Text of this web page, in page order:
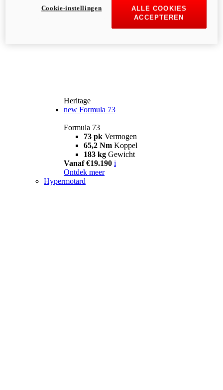
Heritage
new Formula 73
Formula 73
73 pk Vermogen
65,2 Nm Koppel
183 kg Gewicht
Vanaf €19.190 i
Ontdek meer
Hypermotard
ALLE COOKIES
ACCEPTEREN
Cookie-instellingen